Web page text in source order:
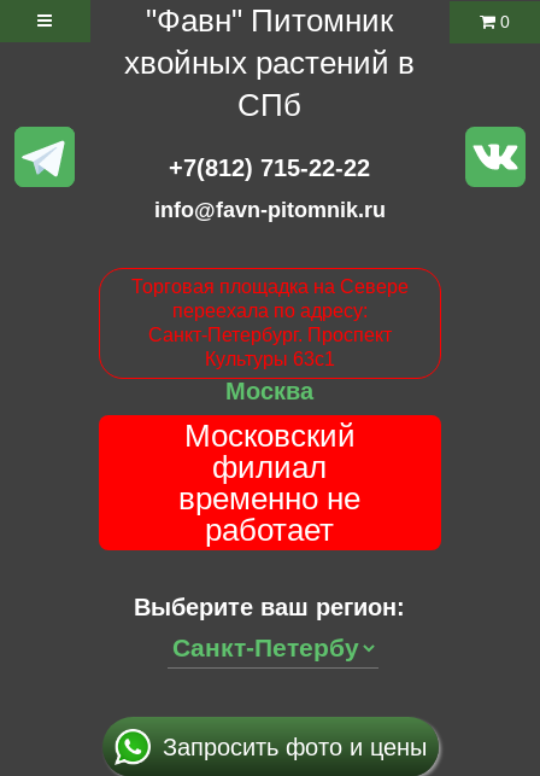
"Фавн" Питомник
хвойных растений в
СПб
+7(812) 715-22-22
info@favn-pitomnik.ru
Торговая площадка на Севере
переехала по адресу:
Санкт-Петербург. Проспект
Культуры 63с1
Москва
Московский
филиал
временно не
работает
Выберите ваш регион:
0
Запросить фото и цены